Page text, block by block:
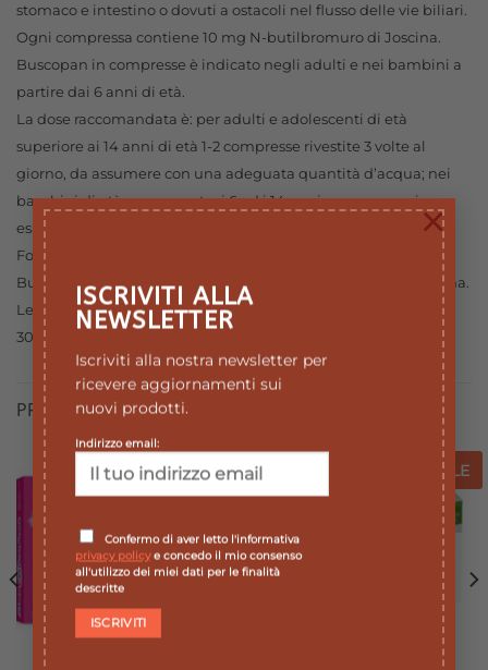
ISCRIVITI ALLA
NEWSLETTER
Iscriviti alla nostra newsletter per
ricevere aggiornamenti sui
nuovi prodotti.
Indirizzo email:
Confermo di aver letto l'informativa
privacy policye concedo il mio consenso
all'utilizzo dei miei dati per le finalità
descritte
×
stomaco e intestino o dovuti a ostacoli nel flusso delle vie biliari.
Ogni compressa contiene 10 mg N-butilbromuro di Joscina.
Buscopan in compresse è indicato negli adulti e nei bambini a
partire dai 6 anni di età.
La dose raccomandata è: per adulti e adolescenti di età
superiore ai 14 anni di età 1-2 compresse rivestite 3 volte al
giorno, da assumere con una adeguata quantità d’acqua; nei
bambini di età compresa tra i 6 ed i 14 anni occorre seguire
esattamente la prescrizione del medico.
Formato 40 Compresse rivestite.
Buscopan è un medicinale a base di N-butilbromuro di Joscina.
Leggere attentamente il foglio illustrativo. Aut. Min. del
30/06/2025 –MAT-IT-2500869
PRODOTTI CORRELATI
SALE SALE
Aggiungi
desideri
SALE
Aggiungi
alla lista
desideri